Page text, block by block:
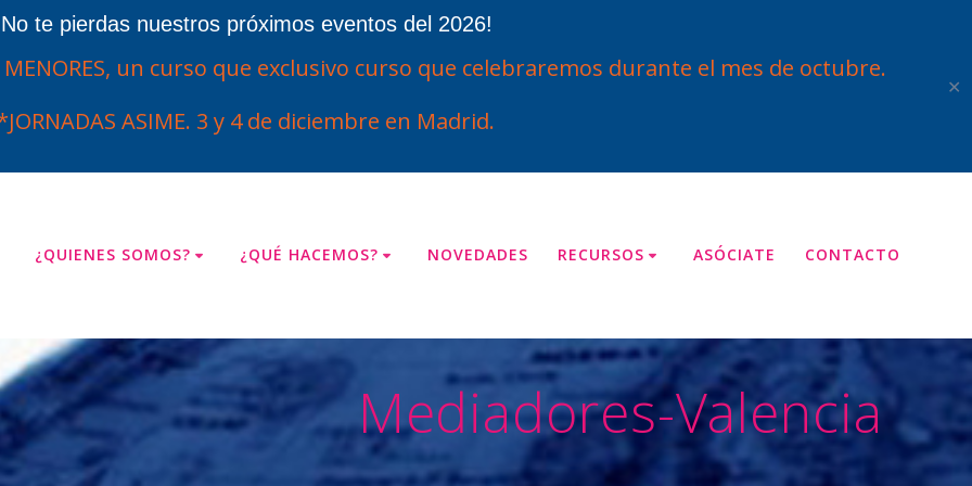
te pierdas nuestros próximos eventos del 2026!
MENORES, un curso que exclusivo curso que celebraremos durante el mes de octubre.
ASIME. 3 y 4 de diciembre en Madrid.
✕
¿QUIENES SOMOS? ¿QUÉ HACEMOS? NOVEDADES RECURSOS ASÓCIATE CONTACTO
Mediadores-Valencia